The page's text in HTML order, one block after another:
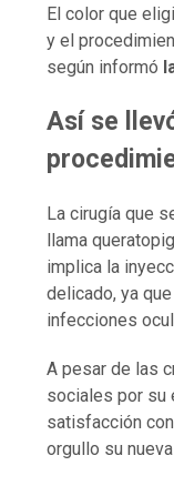
El color que
y el
según informó
Así se
La cirugía que
llama
implica la
delicado, ya
infecciones
A pesar de las
sociales por su
satisfacción
orgullo su